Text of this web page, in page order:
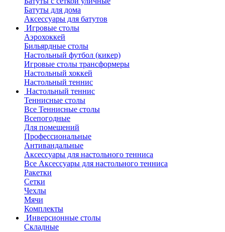
Батуты для дома
Аксессуары для батутов
Игровые столы
Аэрохоккей
Бильярдные столы
Настольный футбол (кикер)
Игровые столы трансформеры
Настольный хоккей
Настольный теннис
Настольный теннис
Теннисные столы
Все Теннисные столы
Всепогодные
Для помещений
Профессиональные
Антивандальные
Аксессуары для настольного тенниса
Все Аксессуары для настольного тенниса
Ракетки
Сетки
Чехлы
Мячи
Комплекты
Инверсионные столы
Складные